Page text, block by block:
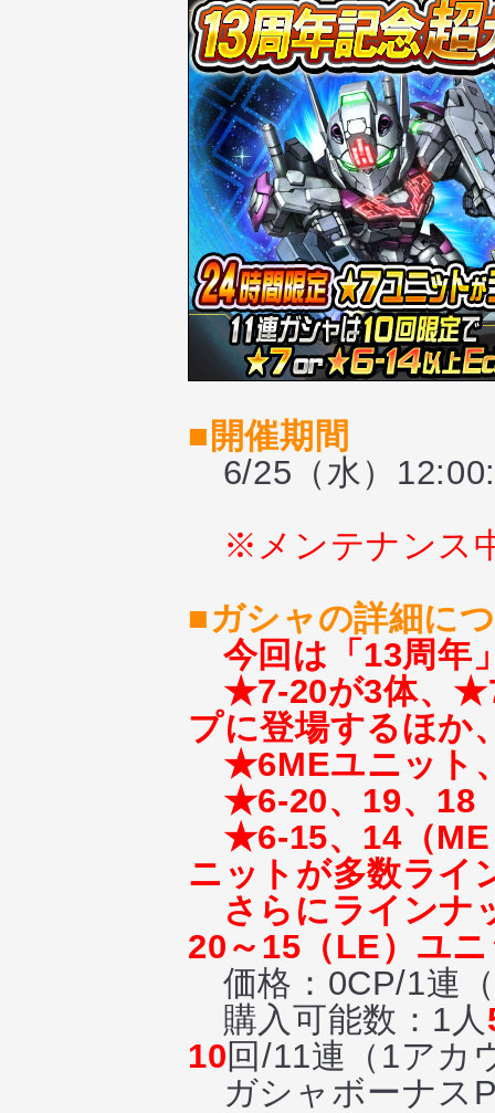
■開催期間
6/25（水）
※メンテナンス
■ガシャの詳細に
今回は「13周年
★7-20が3体、
プに登場するほか
★6MEユニット
★6-20、19、18
★6-15、14（
ニットが多数ライ
さらにライン
20～15（LE）ユ
価格：0CP/1連
購入可能数：1人
10回/11連（1アカ
ガシャボーナス